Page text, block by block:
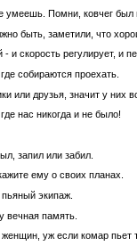
умеешь. Помни, ковчег
быть, заметили, что
скорость регулирует, и
собираются проехать.
или друзья, значит у них
нас никогда и не было!
запил или забил.
ему о своих планах.
экипаж.
вечная память.
уж если комар пьет